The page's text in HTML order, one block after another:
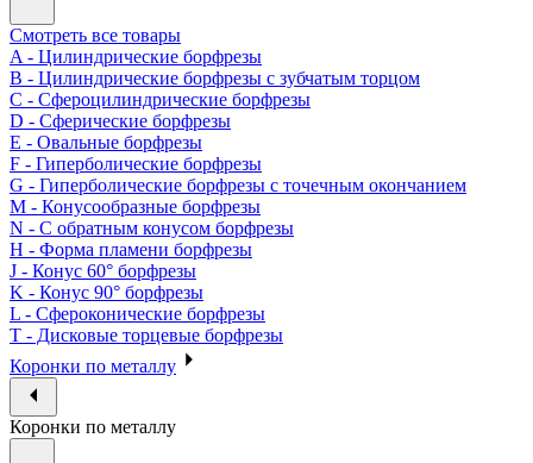
Смотреть все товары
A - Цилиндрические борфрезы
B - Цилиндрические борфрезы с зубчатым торцом
C - Сфероцилиндрические борфрезы
D - Сферические борфрезы
E - Овальные борфрезы
F - Гиперболические борфрезы
G - Гиперболические борфрезы с точечным окончанием
M - Конусообразные борфрезы
N - С обратным конусом борфрезы
H - Форма пламени борфрезы
J - Конус 60° борфрезы
K - Конус 90° борфрезы
L - Сфероконические борфрезы
T - Дисковые торцевые борфрезы
Коронки по металлу
Коронки по металлу